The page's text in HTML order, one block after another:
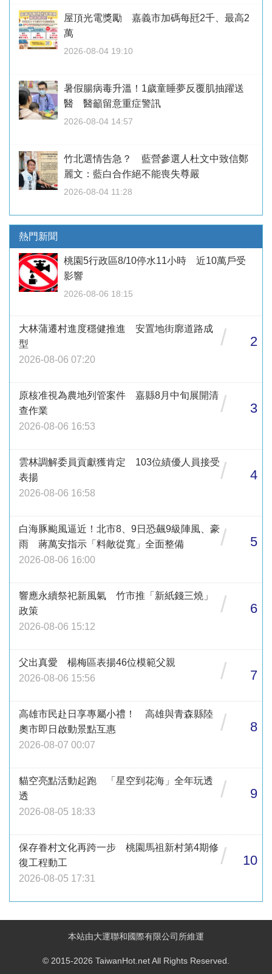
屋頂光電獎勵 嘉義市加碼每瓩2千、最高2
萬
2026-08-04 19:10
暑假腸病毒升溫！1歲童睡夢反覆肌抽躍送
醫 醫籲留意重症警訊
2026-08-04 14:57
竹北選情告急？ 藍營參選人杜文中致信鄭
麗文：藍白合作絕不能喪失尊嚴
2026-08-04 11:28
熱門新聞
桃園5行政區8/10停水11小時 近10萬戶受
影響
2026-08-06 18:15
大林蒲遷村進度穩健推進 安置地街廓道路成
型
2026-08-06 07:20
/ 2
原核准視為農地列管案件 嘉縣8月中旬展開清
查作業
2026-08-06 16:53
/ 3
雲林調解委員貢獻獲肯定 103位績優人員接受
表揚
2026-08-06 16:58
/ 4
白海豚颱風逼近！北市8、9日恐飆9級陣風、豪
雨 蔣萬安指示「料敵從寬」全面整備
2026-08-06 16:00
/ 5
響應永續祭祀新風氣 竹市推「新紙錢三燒」
政策
2026-08-06 15:12
/ 6
父出真愛 楊梅區表揚46位模範父親
2026-08-06 15:56
/ 7
高雄市民赴日享專屬小禮！ 高雄與青森縣陸
奧市即日啟動景點互惠
2026-08-07 00:07
/ 8
貓空亮點活動起跑 「星空到花海」全年玩透
透
2026-08-05 18:33
/ 9
保存眷村文化再跨一步 桃園馬祖新村第4期修
復工程動工
2026-08-05 17:31
/ 10
本站由大運聯和國際有限公司所維運
© 2015-2026 TaiwanHot.net All Rights Reserved.